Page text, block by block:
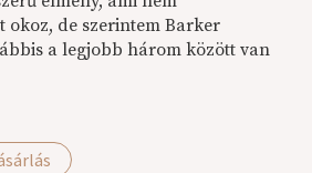
okoz, de szerintem Barker
a legjobb három között van